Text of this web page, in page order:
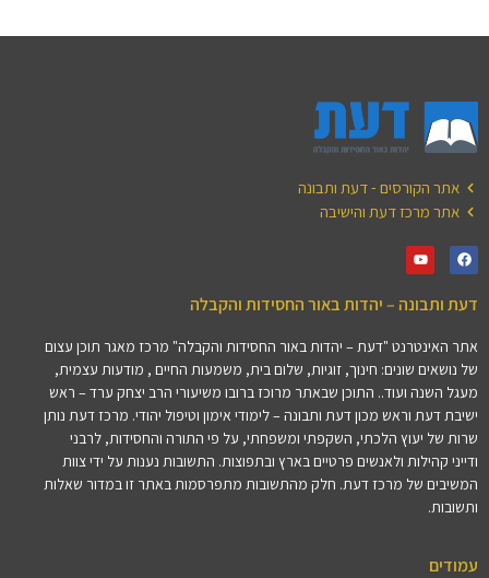
אתר הקורסים - דעת ותבונה
אתר מרכז דעת והישיבה
דעת ותבונה – יהדות באור החסידות והקבלה
אתר האינטרנט "דעת – יהדות באור החסידות והקבלה" מרכז מאגר תוכן עצום
של נושאים שונים: חינוך, זוגיות, שלום בית, משמעות החיים , מודעות עצמית,
מעגל השנה ועוד.. התוכן שבאתר מרוכז ברובו משיעורי הרב יצחק ערד – ראש
ישיבת דעת וראש מכון דעת ותבונה – לימודי אימון וטיפול יהודי. מרכז דעת נותן
שרות של יעוץ הלכתי, השקפתי ומשפחתי, על פי התורה והחסידות, לרבני
ודייני קהילות ולאנשים פרטיים בארץ ובתפוצות. התשובות נענות על ידי צוות
המשיבים של מרכז דעת. חלק מהתשובות מתפרסמות באתר זו במדור שאלות
ותשובות.
עמודים